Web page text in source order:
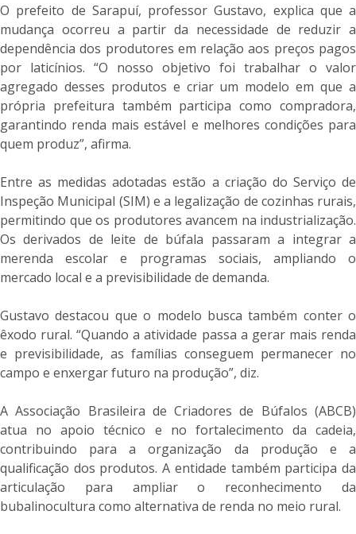
O prefeito de Sarapuí, professor Gustavo, explica que a
mudança ocorreu a partir da necessidade de reduzir a
dependência dos produtores em relação aos preços pagos
por laticínios. “O nosso objetivo foi trabalhar o valor
agregado desses produtos e criar um modelo em que a
própria prefeitura também participa como compradora,
garantindo renda mais estável e melhores condições para
quem produz”, afirma.
Entre as medidas adotadas estão a criação do Serviço de
Inspeção Municipal (SIM) e a legalização de cozinhas rurais,
permitindo que os produtores avancem na industrialização.
Os derivados de leite de búfala passaram a integrar a
merenda escolar e programas sociais, ampliando o
mercado local e a previsibilidade de demanda.
Gustavo destacou que o modelo busca também conter o
êxodo rural. “Quando a atividade passa a gerar mais renda
e previsibilidade, as famílias conseguem permanecer no
campo e enxergar futuro na produção”, diz.
A Associação Brasileira de Criadores de Búfalos (ABCB)
atua no apoio técnico e no fortalecimento da cadeia,
contribuindo para a organização da produção e a
qualificação dos produtos. A entidade também participa da
articulação para ampliar o reconhecimento da
bubalinocultura como alternativa de renda no meio rural.